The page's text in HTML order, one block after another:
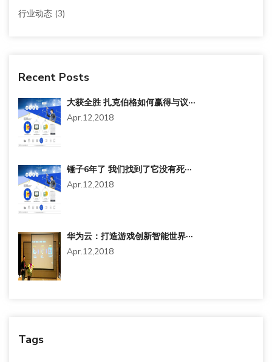
行业动态 (3)
Recent Posts
大获全胜 扎克伯格如何赢得与议···
Apr.12,2018
锤子6年了 我们找到了它没有死···
Apr.12,2018
华为云：打造游戏创新智能世界···
Apr.12,2018
Tags